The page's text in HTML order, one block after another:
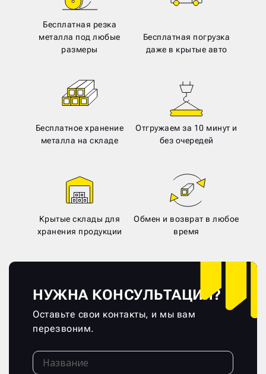
Бесплатная резка
металла под любые
размеры
Бесплатная погрузка
даже в крытые авто
Бесплатное хранение
металла на складе
Отгружаем за 10 минут и
без очередей
Крытые склады для
хранения продукции
Обмен и возврат в любое
время
НУЖНА КОНСУЛЬТАЦИЯ?
Оставьте свои контакты, и мы вам
перезвоним.